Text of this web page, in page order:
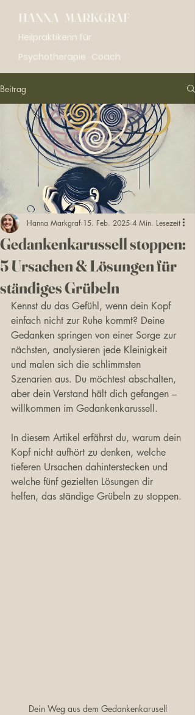
HANNA MARKGRAF
Heilpraktikerin für
Psychotherapie · Coach
Beitrag
Gedankenkarussell stoppen:
5 Ursachen & Lösungen für
ständiges Grübeln
Hanna Markgraf 15. Feb. 2025 4 Min. Lesezeit
Kennst du das Gefühl, wenn dein Kopf
einfach nicht zur Ruhe kommt? Deine
Gedanken springen von einer Sorge zur
nächsten, analysieren jede Kleinigkeit
und malen sich die schlimmsten
Szenarien aus. Du möchtest abschalten,
aber dein Verstand hält dich gefangen –
willkommen im Gedankenkarussell.
In diesem Artikel erfährst du, warum dein
Kopf nicht aufhört zu denken, welche
tieferen Ursachen dahinterstecken und
welche fünf gezielten Lösungen dir
helfen, das ständige Grübeln zu stoppen.
Dein Weg aus dem Gedankenkarusell